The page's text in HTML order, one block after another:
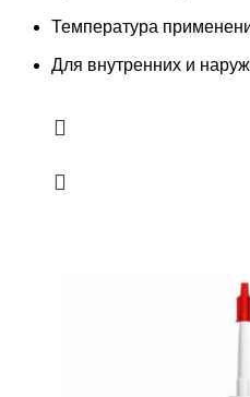
Температура
Для внутренних и